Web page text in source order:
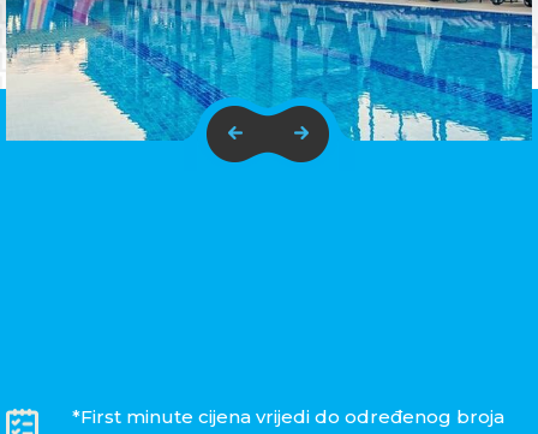
*First minute cijena vrijedi do određenog broja